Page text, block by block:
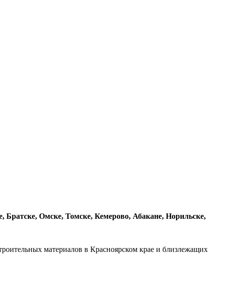
Омске, Томске, Кемерово, Абакане, Норильске,
материалов в Красноярском крае и близлежащих